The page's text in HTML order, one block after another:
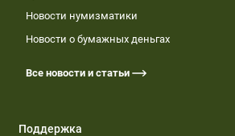
Новости нумизматики
Новости о бумажных деньгах
Все новости и статьи
Поддержка